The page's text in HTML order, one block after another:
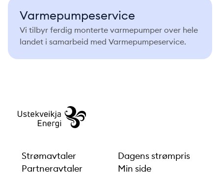
Varmepumpeservice
Vi tilbyr ferdig monterte varmepumper over hele
landet i samarbeid med Varmepumpeservice.
Strømavtaler
Partneravtaler
Dagens strømpris
Min side